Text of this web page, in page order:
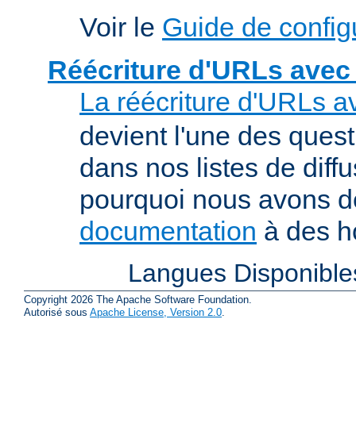
Voir le Guide de
Réécriture d'URLs
La réécriture d'URLs
devient l'une des
dans nos listes de
pourquoi nous avons
documentation à des
Langues
Copyright 2026 The Apache Software Foundation.
Autorisé sous Apache License, Version 2.0.